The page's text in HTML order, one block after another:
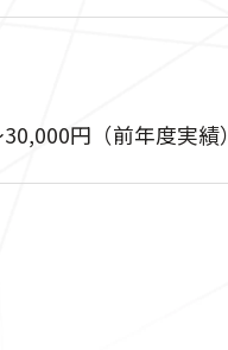
円（前年度実績）